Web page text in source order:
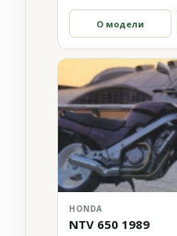
О модели
HONDA
NTV 650 1989